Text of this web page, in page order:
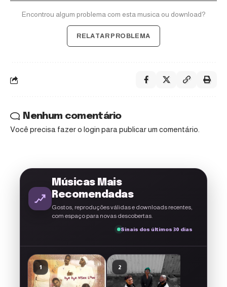
Encontrou algum problema com esta musica ou download?
RELATAR PROBLEMA
Nenhum comentário
Você precisa fazer o login para publicar um comentário.
Músicas Mais
Recomendadas
Gostos, reproduções válidas e downloads recentes,
com espaço para novas descobertas.
Sinais dos últimos 30 dias
1 2